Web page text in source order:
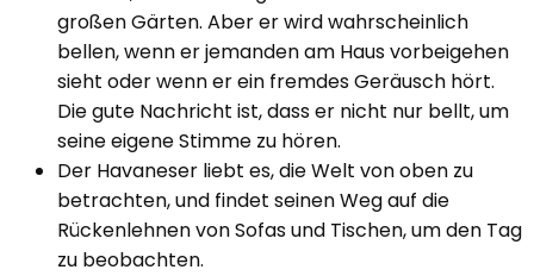
großen Gärten. Aber er wird wahrscheinlich
bellen, wenn er jemanden am Haus vorbeigehen
sieht oder wenn er ein fremdes Geräusch hört.
Die gute Nachricht ist, dass er nicht nur bellt, um
seine eigene Stimme zu hören.
Der Havaneser liebt es, die Welt von oben zu
betrachten, und findet seinen Weg auf die
Rückenlehnen von Sofas und Tischen, um den Tag
zu beobachten.